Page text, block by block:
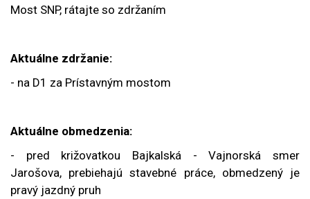
Most SNP, rátajte so zdržaním
Aktuálne zdržanie:
- na D1 za Prístavným mostom
Aktuálne obmedzenia:
- pred križovatkou Bajkalská - Vajnorská smer
Jarošova, prebiehajú stavebné práce, obmedzený je
pravý jazdný pruh